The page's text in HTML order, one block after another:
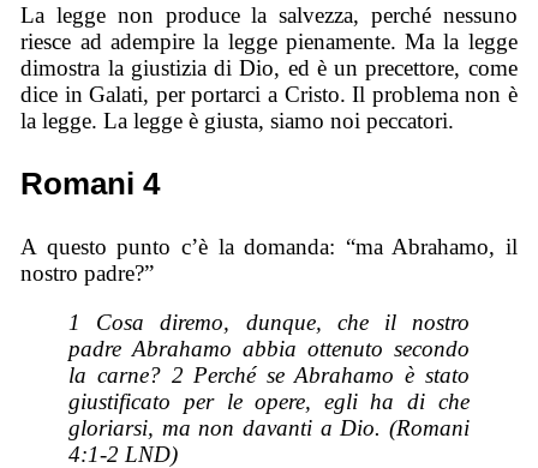
La legge non produce la salvezza, perché nessuno
riesce ad adempire la legge pienamente. Ma la legge
dimostra la giustizia di Dio, ed è un precettore, come
dice in Galati, per portarci a Cristo. Il problema non è
la legge. La legge è giusta, siamo noi peccatori.
Romani 4
A questo punto c’è la domanda: “ma Abrahamo, il
nostro padre?”
1 Cosa diremo, dunque, che il nostro
padre Abrahamo abbia ottenuto secondo
la carne? 2 Perché se Abrahamo è stato
giustificato per le opere, egli ha di che
gloriarsi, ma non davanti a Dio. (Romani
4:1-2 LND)